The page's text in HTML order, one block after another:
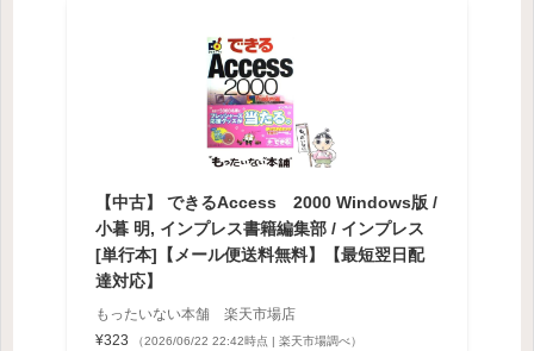
【中古】 できるAccess 2000 Windows版 /
小暮 明, インプレス書籍編集部 / インプレス
[単行本]【メール便送料無料】【最短翌日配
達対応】
もったいない本舗 楽天市場店
¥323
（2026/06/22 22:42時点 | 楽天市場調べ）